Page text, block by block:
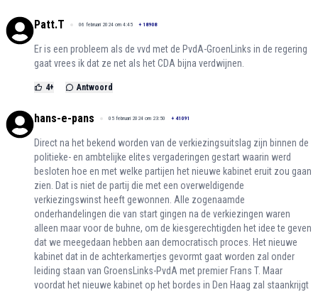
Patt.T 06 februari 2024 om 4:45 + 18908
Er is een probleem als de vvd met de PvdA-GroenLinks in de regering
gaat vrees ik dat ze net als het CDA bijna verdwijnen.
4+ Antwoord
hans-e-pans 05 februari 2024 om 23:50 + 41091
Direct na het bekend worden van de verkiezingsuitslag zijn binnen de
politieke- en ambtelijke elites vergaderingen gestart waarin werd
besloten hoe en met welke partijen het nieuwe kabinet eruit zou gaan
zien. Dat is niet de partij die met een overweldigende
verkiezingswinst heeft gewonnen. Alle zogenaamde
onderhandelingen die van start gingen na de verkiezingen waren
alleen maar voor de buhne, om de kiesgerechtigden het idee te geven
dat we meegedaan hebben aan democratisch proces. Het nieuwe
kabinet dat in de achterkamertjes gevormt gaat worden zal onder
leiding staan van GroensLinks-PvdA met premier Frans T. Maar
voordat het nieuwe kabinet op het bordes in Den Haag zal staankrijgt